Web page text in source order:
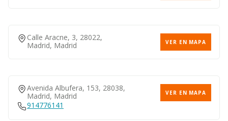
Calle Aracne, 3, 28022,
Madrid, Madrid
VER EN MAPA
Avenida Albufera, 153, 28038,
Madrid, Madrid
VER EN MAPA
914776141